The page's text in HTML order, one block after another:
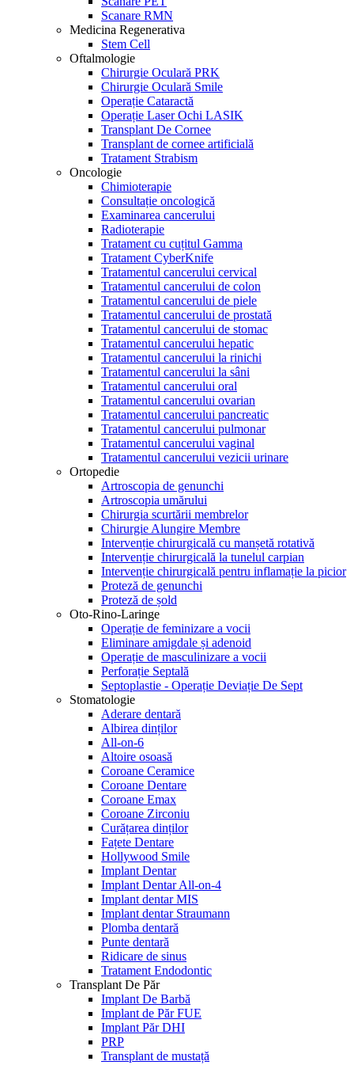
Scanare RMN
Medicina Regenerativa
Stem Cell
Oftalmologie
Chirurgie Oculară PRK
Chirurgie Oculară Smile
Operație Cataractă
Operație Laser Ochi LASIK
Transplant De Cornee
Transplant de cornee artificială
Tratament Strabism
Oncologie
Chimioterapie
Consultație oncologică
Examinarea cancerului
Radioterapie
Tratament cu cuțitul Gamma
Tratament CyberKnife
Tratamentul cancerului cervical
Tratamentul cancerului de colon
Tratamentul cancerului de piele
Tratamentul cancerului de prostată
Tratamentul cancerului de stomac
Tratamentul cancerului hepatic
Tratamentul cancerului la rinichi
Tratamentul cancerului la sâni
Tratamentul cancerului oral
Tratamentul cancerului ovarian
Tratamentul cancerului pancreatic
Tratamentul cancerului pulmonar
Tratamentul cancerului vaginal
Tratamentul cancerului vezicii urinare
Ortopedie
Artroscopia de genunchi
Artroscopia umărului
Chirurgia scurtării membrelor
Chirurgie Alungire Membre
Intervenție chirurgicală cu manșetă rotativă
Intervenție chirurgicală la tunelul carpian
Intervenție chirurgicală pentru inflamație la picior
Proteză de genunchi
Proteză de șold
Oto-Rino-Laringe
Operație de feminizare a vocii
Eliminare amigdale și adenoid
Operație de masculinizare a vocii
Perforație Septală
Septoplastie - Operație Deviație De Sept
Stomatologie
Aderare dentară
Albirea dinților
All-on-6
Altoire osoasă
Coroane Ceramice
Coroane Dentare
Coroane Emax
Coroane Zirconiu
Curățarea dinților
Fațete Dentare
Hollywood Smile
Implant Dentar
Implant Dentar All-on-4
Implant dentar MIS
Implant dentar Straumann
Plomba dentară
Punte dentară
Ridicare de sinus
Tratament Endodontic
Transplant De Păr
Implant De Barbă
Implant de Păr FUE
Implant Păr DHI
PRP
Transplant de mustață